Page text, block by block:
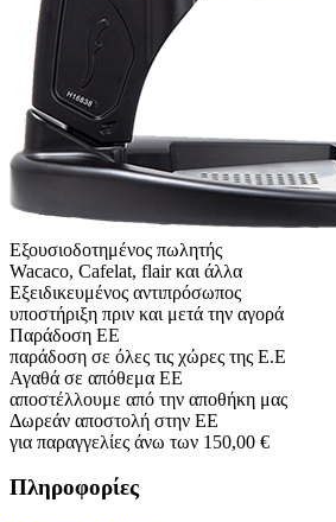
Εξουσιοδοτημένος πωλητής
Wacaco, Cafelat, flair και άλλα
Εξειδικευμένος αντιπρόσωπος
υποστήριξη πριν και μετά την αγορά
Παράδοση ΕΕ
παράδοση σε όλες τις χώρες της Ε.Ε
Αγαθά σε απόθεμα ΕΕ
αποστέλλουμε από την αποθήκη μας
Δωρεάν αποστολή στην ΕΕ
για παραγγελίες άνω των 150,00 €
Πληροφορίες